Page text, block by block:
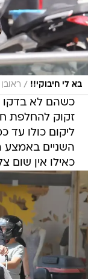
בא לי חיבוקי!! /
כשהם לא בדקו
זקוק להחלפת
ליקום כולו עד
השניים באמצע
כאילו אין שום